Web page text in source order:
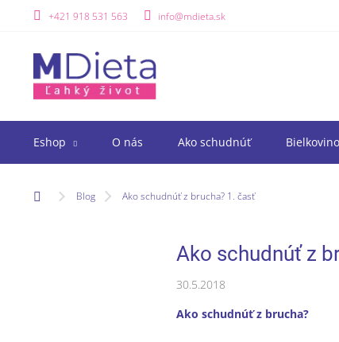
+421 918 531 563 info@mdieta.sk
Eshop O nás Ako schudnúť
DomovBlog Ako schudnúť z brucha? 1. časť
Ako schudnúť z
30.5.2018
Ako schudnúť z brucha?